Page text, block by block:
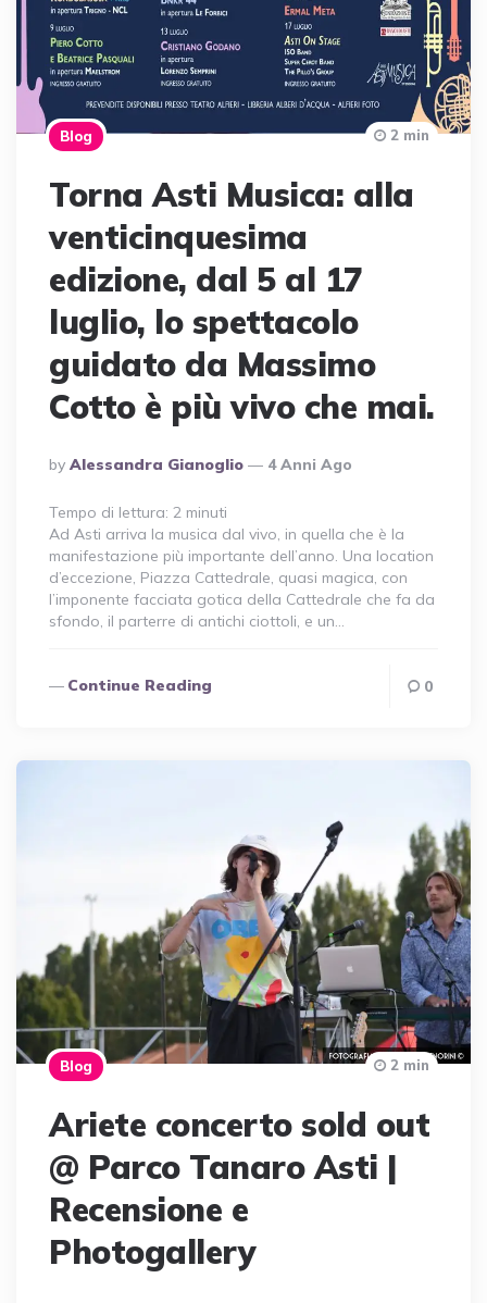
Blog
Torna Asti Musica: alla
venticinquesima
edizione, dal 5 al 17
luglio, lo spettacolo
guidato da Massimo
Cotto è più vivo che mai.
Posted
By
By Alessandra Gianoglio 4 Anni Ago
2 min
Tempo di lettura: 2 minuti
Ad Asti arriva la musica dal vivo, in quella che è la
manifestazione più importante dell’anno. Una location
d’eccezione, Piazza Cattedrale, quasi magica, con
l’imponente facciata gotica della Cattedrale che fa da
sfondo, il parterre di antichi ciottoli, e un…
Continue Reading 0
Blog
Ariete concerto sold out
@ Parco Tanaro Asti |
Recensione e
Photogallery
2 min